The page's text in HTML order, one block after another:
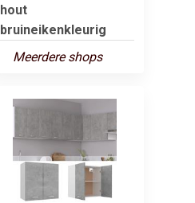
hout
bruineikenkleurig
Meerdere shops